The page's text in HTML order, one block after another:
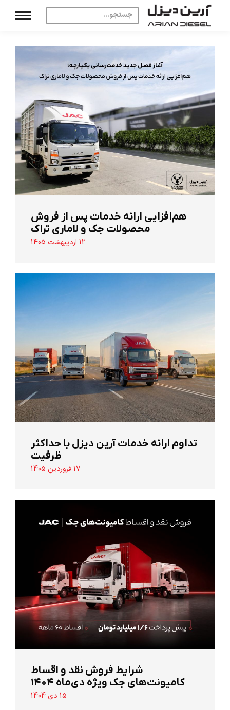
هم‌افزایی ارائه خدمات پس از فروش
محصولات جک و لاماری تراک
12 اردیبهشت 1405
تداوم ارائه خدمات آرین دیزل با حداکثر
ظرفیت
17 فروردین 1405
شرایط فروش نقد و اقساط
کامیونت‌های جک ویژه دی‌ماه ۱۴۰۴
15 دی 1404